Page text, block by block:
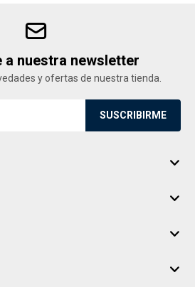
a nuestra newsletter
y ofertas de nuestra tienda.
SUSCRIBIRME